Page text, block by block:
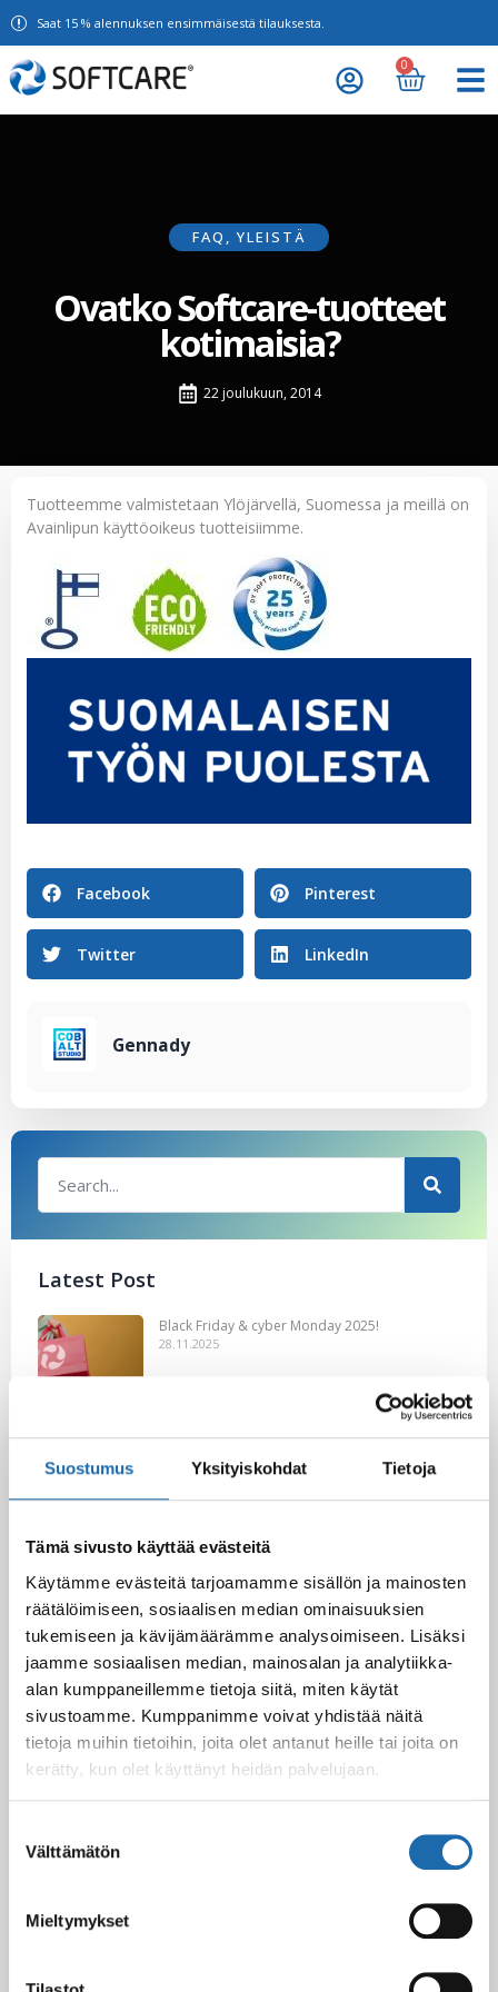
Suostumus Yksityiskohdat Tietoja
Tämä sivusto käyttää evästeitä
Käytämme evästeitä tarjoamamme sisällön ja mainosten
räätälöimiseen, sosiaalisen median ominaisuuksien
tukemiseen ja kävijämäärämme analysoimiseen. Lisäksi
jaamme sosiaalisen median, mainosalan ja analytiikka-
alan kumppaneillemme tietoja siitä, miten käytät
sivustoamme. Kumppanimme voivat yhdistää näitä
tietoja muihin tietoihin, joita olet antanut heille tai joita on
kerätty, kun olet käyttänyt heidän palvelujaan.
valinta
Välttämätön
Mieltymykset
Saat 15 % alennuksen ensimmäisestä tilauksesta.
0
FAQ ,YLEISTÄ
Ovatko Softcare-tuotteet
kotimaisia?
22 joulukuun, 2014
Tuotteemme valmistetaan Ylöjärvellä, Suomessa ja meillä on
Avainlipun käyttöoikeus tuotteisiimme.
Facebook Pinterest
Twitter LinkedIn
Gennady
Latest Post
Black Friday & cyber Monday 2025!
28.11.2025
verkkokaupassa!
Softcare Ystävänpäivä ale
10.02.2025
Black Friday & cyber Monday 2024!
29.11.2024
Nahkakalusteiden hoito Softcare aineilla